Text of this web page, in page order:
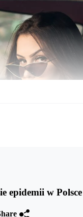
epidemii w Polsce